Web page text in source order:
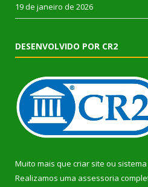
19 de janeiro de 2026
DESENVOLVIDO POR CR2
Muito mais que criar site ou
Realizamos uma assessoria